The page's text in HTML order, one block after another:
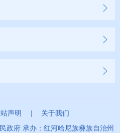
声明
关于我们
政府 承办：红河哈尼族彝族自治州